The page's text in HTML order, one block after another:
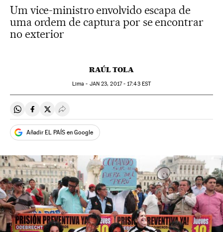
Um vice-ministro envolvido escapa de
uma ordem de captura por se encontrar
no exterior
RAÚL TOLA
Lima - JAN23, 2017 - 17:43EST
Compartir en Whatsapp
Compartir en Facebook
Compartir en Twitter
Desplegar Redes Sociales
Añadir EL PAÍS en Google